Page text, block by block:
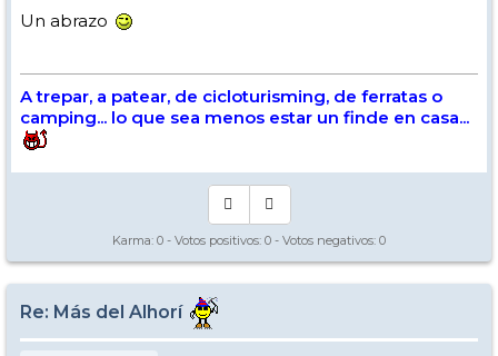
Un abrazo
A trepar, a patear, de cicloturisming, de ferratas o
camping... lo que sea menos estar un finde en casa...
Karma: 0 - Votos positivos: 0 - Votos negativos: 0
Re: Más del Alhorí